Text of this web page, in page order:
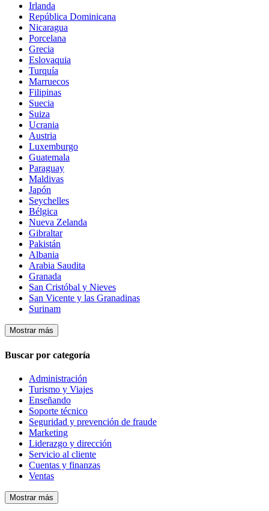
Irlanda
República Dominicana
Nicaragua
Porcelana
Grecia
Eslovaquia
Turquía
Marruecos
Filipinas
Suecia
Suiza
Ucrania
Austria
Luxemburgo
Guatemala
Paraguay
Maldivas
Japón
Seychelles
Bélgica
Nueva Zelanda
Gibraltar
Pakistán
Albania
Arabia Saudita
Granada
San Cristóbal y Nieves
San Vicente y las Granadinas
Surinam
Mostrar más
Buscar por categoría
Administración
Turismo y Viajes
Enseñando
Soporte técnico
Seguridad y prevención de fraude
Marketing
Liderazgo y dirección
Servicio al cliente
Cuentas y finanzas
Ventas
Mostrar más